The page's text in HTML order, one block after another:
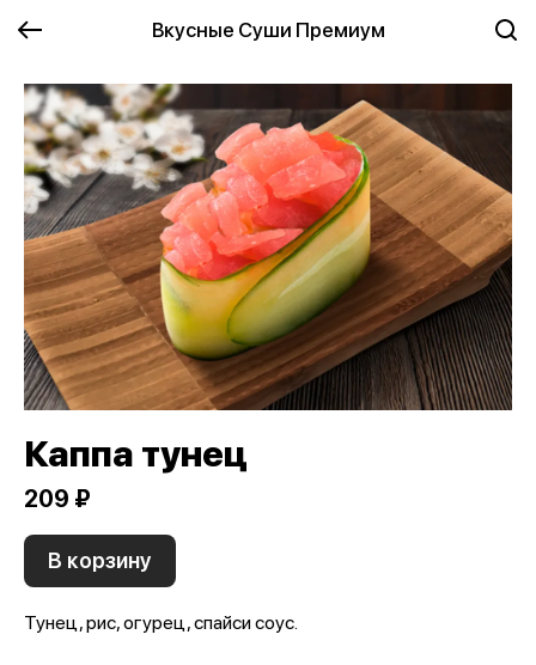
Вкусные Суши Премиум
Каппа тунец
209 ₽
В корзину
Тунец, рис, огурец, спайси соус.